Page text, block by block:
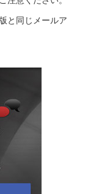
と同じメールア